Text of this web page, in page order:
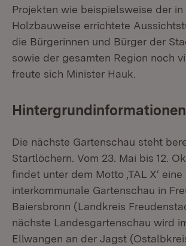
Projekten wie beispielsweise der
Holzbauweise errichtete
die Bürgerinnen und Bürger der
sowie der gesamten Region noch
freute sich Minister Hauk.
Hintergrundinformationen
Die nächste Gartenschau steht
Startlöchern. Vom 23. Mai bis 12.
findet unter dem Motto ,TAL X‘ eine
interkommunale Gartenschau in
Baiersbronn (Landkreis
nächste Landesgartenschau wird
Ellwangen an der Jagst